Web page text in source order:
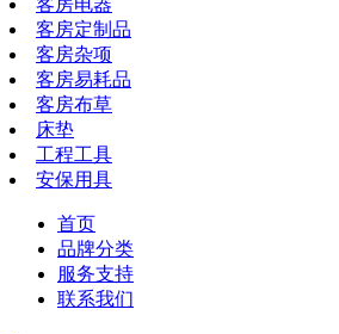
客房电器
客房定制品
客房杂项
客房易耗品
客房布草
床垫
工程工具
安保用具
首页
品牌分类
服务支持
联系我们